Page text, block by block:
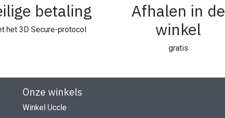
betaling
het 3D Secure-protocol
Afhalen in de
winkel
gratis
Onze winkels
Winkel Uccle